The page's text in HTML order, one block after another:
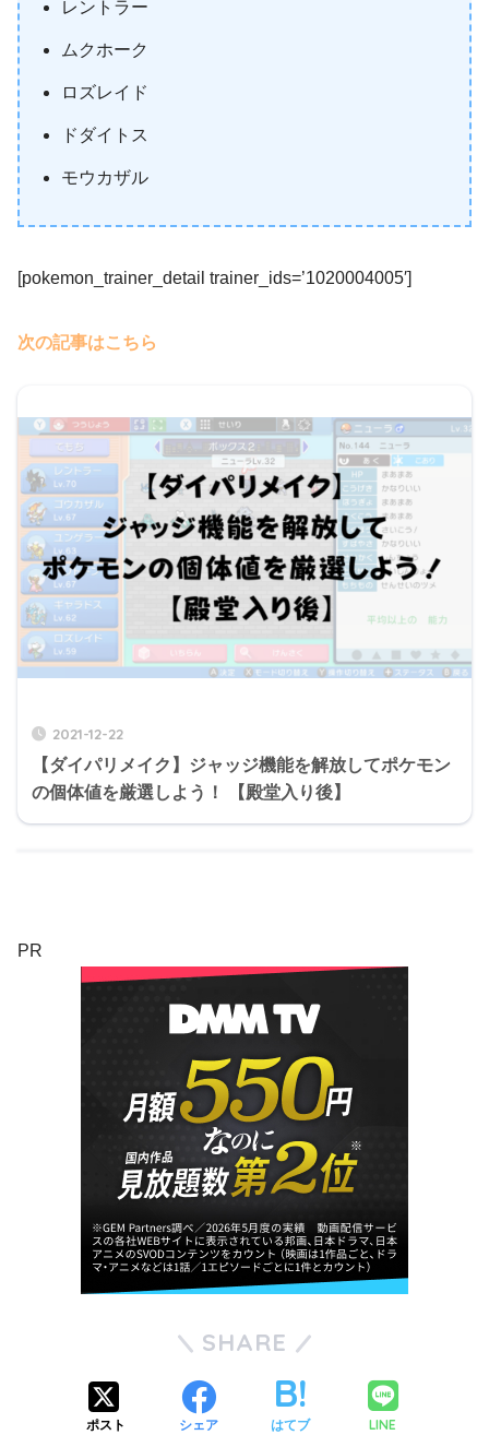
レントラー
ムクホーク
ロズレイド
ドダイトス
モウカザル
[pokemon_trainer_detail trainer_ids=’1020004005′]
次の記事はこちら
2021-12-22
【ダイパリメイク】ジャッジ機能を解放してポケモン
の個体値を厳選しよう！ 【殿堂入り後】
PR
SHARE
ポスト シェア はてブ LINE